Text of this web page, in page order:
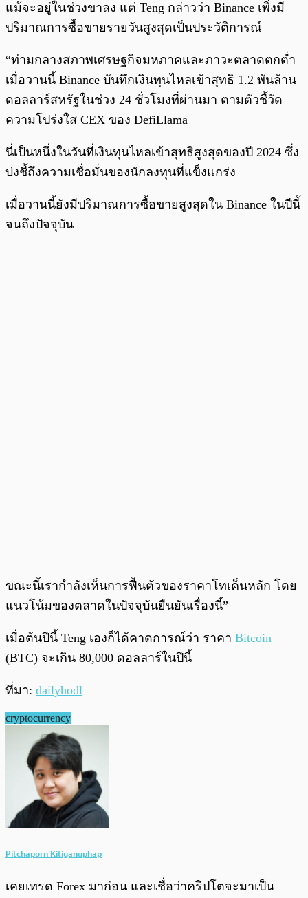
แม้จะอยู่ในช่วงขาลง แต่ Teng กล่าวว่า Binance เพิ่งมี
ปริมาณการซื้อขายรายวันสูงสุดเป็นประวัติการณ์
“ท่ามกลางสภาพเศรษฐกิจมหภาคและภาวะตลาดตกต่ำ
เมื่อวานนี้ Binance บันทึกเงินทุนไหลเข้าสุทธิ 1.2 พันล้าน
ดอลลาร์สหรัฐในช่วง 24 ชั่วโมงที่ผ่านมา ตามตัวชี้วัด
ความโปร่งใส CEX ของ DefiLlama
นี่เป็นหนึ่งในวันที่เงินทุนไหลเข้าสุทธิสูงสุดของปี 2024 ซึ่ง
บ่งชี้ถึงความเชื่อมั่นของนักลงทุนที่แข็งแกร่ง
เมื่อวานนี้ยังมีปริมาณการซื้อขายสูงสุดใน Binance ในปีนี้
จนถึงปัจจุบัน
ขณะนี้เรากำลังเห็นการฟื้นตัวของราคาโทเค็นหลัก โดย
แนวโน้มของตลาดในปัจจุบันยืนยันเรื่องนี้”
เมื่อต้นปีนี้ Teng เองก็ได้คาดการณ์ว่า ราคา Bitcoin
(BTC) จะเกิน 80,000 ดอลลาร์ในปีนี้
ที่มา: dailyhodl
cryptocurrency
Pitchaporn Kitiyanuphap
เคยเทรด Forex มาก่อน และเชื่อว่าคริปโตจะมาเป็น